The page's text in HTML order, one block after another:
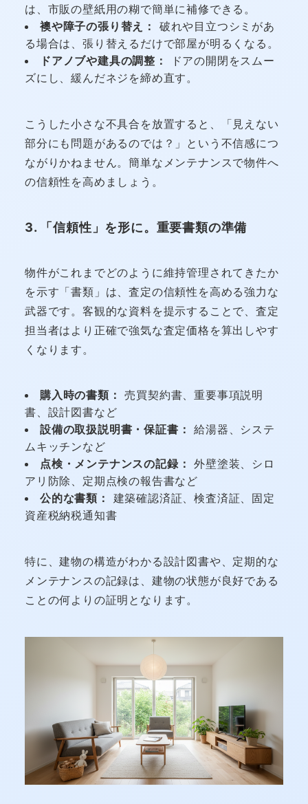
は、市販の壁紙用の糊で簡単に補修できる。
襖や障子の張り替え：
破れや目立つシミがあ
る場合は、張り替えるだけで部屋が明るくなる。
ドアノブや建具の調整：
ドアの開閉をスムー
ズにし、緩んだネジを締め直す。
こうした小さな不具合を放置すると、「見えない
部分にも問題があるのでは？」という不信感につ
ながりかねません。簡単なメンテナンスで物件へ
の信頼性を高めましょう。
3. 「信頼性」を形に。重要書類の準備
物件がこれまでどのように維持管理されてきたか
を示す「書類」は、査定の信頼性を高める強力な
武器です。客観的な資料を提示することで、査定
担当者はより正確で強気な査定価格を算出しやす
くなります。
購入時の書類： 売買契約書、重要事項説明
書、設計図書など
設備の取扱説明書・保証書： 給湯器、システ
ムキッチンなど
点検・メンテナンスの記録： 外壁塗装、シロ
アリ防除、定期点検の報告書など
公的な書類：
建築確認済証、検査済証、固定
資産税納税通知書
特に、建物の構造がわかる設計図書や、定期的な
メンテナンスの記録は、建物の状態が良好である
ことの何よりの証明となります。